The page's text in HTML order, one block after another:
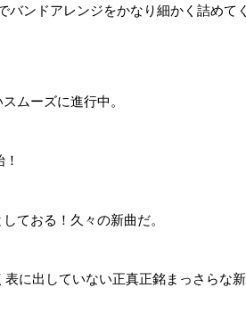
バンドアレンジをかなり細かく詰めて
ムーズに進行中。
ておる！久々の新曲だ。
に出していない正真正銘まっさらな新